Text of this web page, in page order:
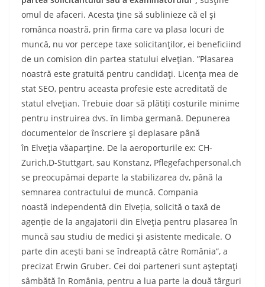
omul de afaceri. Acesta ține să sublinieze că el și
românca noastră, prin firma care va plasa locuri de
muncă, nu vor percepe taxe solicitanților, ei beneficiind
de un comision din partea statului elvețian. ”Plasarea
noastră este gratuită pentru candidați. Licența mea de
stat SEO, pentru aceasta profesie este acreditată de
statul elvețian. Trebuie doar să plătiți costurile minime
pentru instruirea dvs.în limba germană. Depunerea
documentelor de înscriere și deplasare până
în Elveția văaparține. De la aeroporturile ex: CH-
Zurich,D-Stuttgart, sau Konstanz, Pflegefachpersonal.ch
se preocupămai departe la stabilizarea dv, până la
semnarea contractului de muncă. Compania
noastă independentă din Elveția, solicită o taxă de
agenție de la angajatorii din Elveția pentru plasarea în
muncă sau studiu de medici și asistente medicale. O
parte din acești bani se îndreaptă către România”, a
precizat Erwin Gruber. Cei doi parteneri sunt așteptați
sâmbătă în România, pentru a lua parte la două târguri